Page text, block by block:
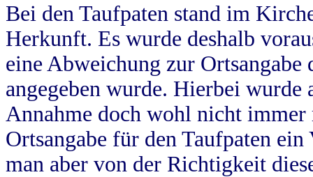
Bei den Taufpaten stand im
Herkunft. Es wurde deshalb
eine Abweichung zur
angegeben wurde. Hierbei wurde
Annahme doch wohl nicht
Ortsangabe für den Taufpaten
man aber von der Richtigkeit